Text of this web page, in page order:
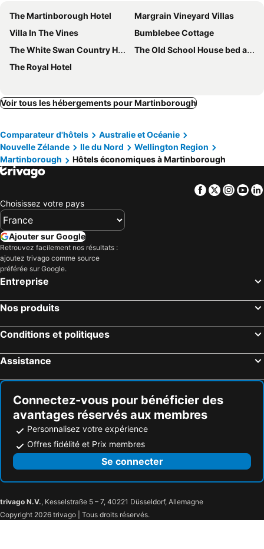
The Martinborough Hotel
Margrain Vineyard Villas
Villa In The Vines
Bumblebee Cottage
The White Swan Country Hotel
The Old School House bed and breakfast
The Royal Hotel
Voir tous les hébergements pour Martinborough
Comparateur d'hôtels
Australie et Océanie
Nouvelle Zélande
Ile du Nord
Wellington Region
Martinborough
Hôtels économiques à Martinborough
Facebook
Twitter
Choisissez votre pays
Ajouter sur Google
Retrouvez facilement nos résultats :
ajoutez trivago comme source
préférée sur Google.
Entreprise
Nos produits
Conditions et politiques
Assistance
Connectez-vous pour bénéficier des
avantages réservés aux membres
Personnalisez votre expérience
Offres fidélité et Prix membres
Se connecter
trivago N.V., Kesselstraße 5 – 7, 40221 Düsseldorf, Allemagne
Copyright 2026 trivago | Tous droits réservés.